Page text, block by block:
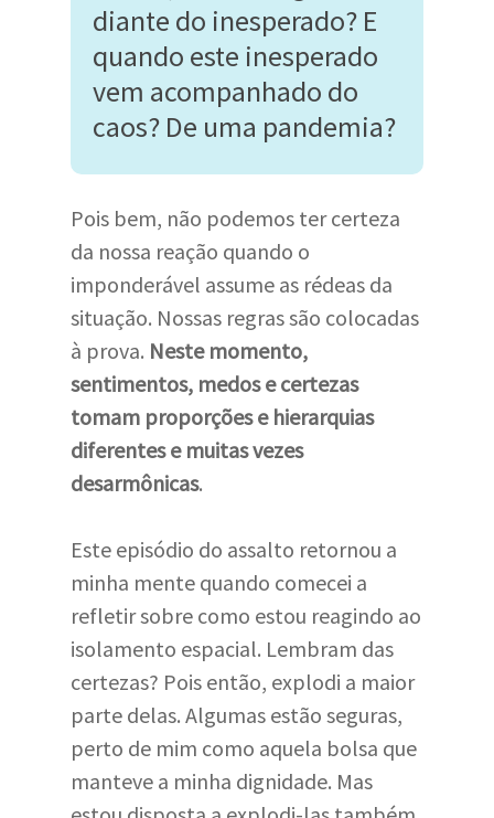
diante do inesperado? E
quando este inesperado
vem acompanhado do
caos? De uma pandemia?
Pois bem, não podemos ter certeza
da nossa reação quando o
imponderável assume as rédeas da
situação. Nossas regras são colocadas
à prova. Neste momento,
sentimentos, medos e certezas
tomam proporções e hierarquias
diferentes e muitas vezes
desarmônicas.
Este episódio do assalto retornou a
minha mente quando comecei a
refletir sobre como estou reagindo ao
isolamento espacial. Lembram das
certezas? Pois então, explodi a maior
parte delas. Algumas estão seguras,
perto de mim como aquela bolsa que
manteve a minha dignidade. Mas